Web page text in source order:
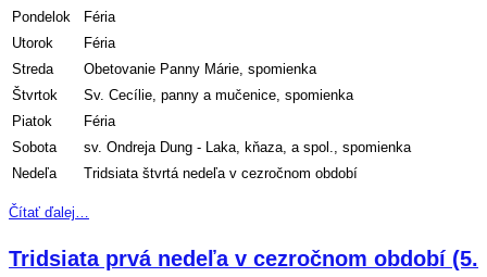
Pondelok
Féria
Utorok
Féria
Streda
Obetovanie Panny Márie, spomienka
Štvrtok
Sv. Cecílie, panny a mučenice, spomienka
Piatok
Féria
Sobota
sv. Ondreja Dung - Laka, kňaza, a spol., spomienka
Nedeľa
Tridsiata štvrtá nedeľa v cezročnom období
Čítať ďalej…
Tridsiata prvá nedeľa v cezročnom období (5.